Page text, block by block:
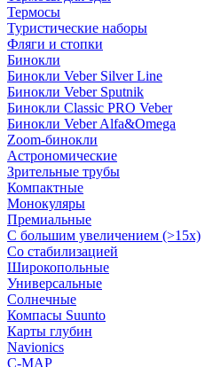
Термосы
Туристические наборы
Фляги и стопки
Бинокли
Бинокли Veber Silver Line
Бинокли Veber Sputnik
Бинокли Classic PRO Veber
Бинокли Veber Alfa&Omega
Zoom-бинокли
Астрономические
Зрительные трубы
Компактные
Монокуляры
Премиальные
С большим увеличением (>15x)
Со стабилизацией
Широкопольные
Универсальные
Солнечные
Компасы Suunto
Карты глубин
Navionics
C-MAP